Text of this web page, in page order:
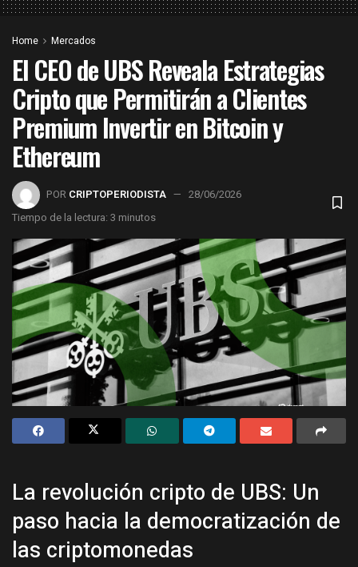
Home Mercados
El CEO de UBS Reveala Estrategias
Cripto que Permitirán a Clientes
Premium Invertir en Bitcoin y
Ethereum
POR CRIPTOPERIODISTA
28/06/2026
Tiempo de la lectura: 3 minutos
La revolución cripto de UBS: Un
paso hacia la democratización de
las criptomonedas